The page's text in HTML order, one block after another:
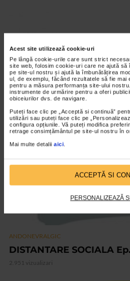
Acest site utilizează cookie-uri
Pe lângă cookie-urile care sunt strict
site web, folosim cookie-uri care ne ajută să
pe site-ul nostru și ajută la îmbunătățirea
ul, de exemplu, făcând rezultatele să fie mai
pentru a măsura performanța site-ului
instrumente de urmărire pentru a oferi
obiceiurilor dvs. de navigare.
Puteți face clic pe „Acceptă si continuă”
utilizări sau puteți face clic pe
configura opțiunile. Vă puteți modifica
retrage consimțământul pe site-ul nostru în
Mai multe detalii aici
ACCEPTĂ SI
PERSONALIZEAZĂ
ARTICOLE ASEMANATOARE
VIDEO
ANDONEVRALGIC
DISTANTARE SOCIALA
2.951 vizualizari